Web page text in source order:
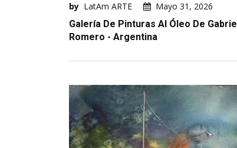
by LatAm ARTE
Mayo 31, 2026
Galería De Pinturas Al Óleo De Gabriel
Romero - Argentina